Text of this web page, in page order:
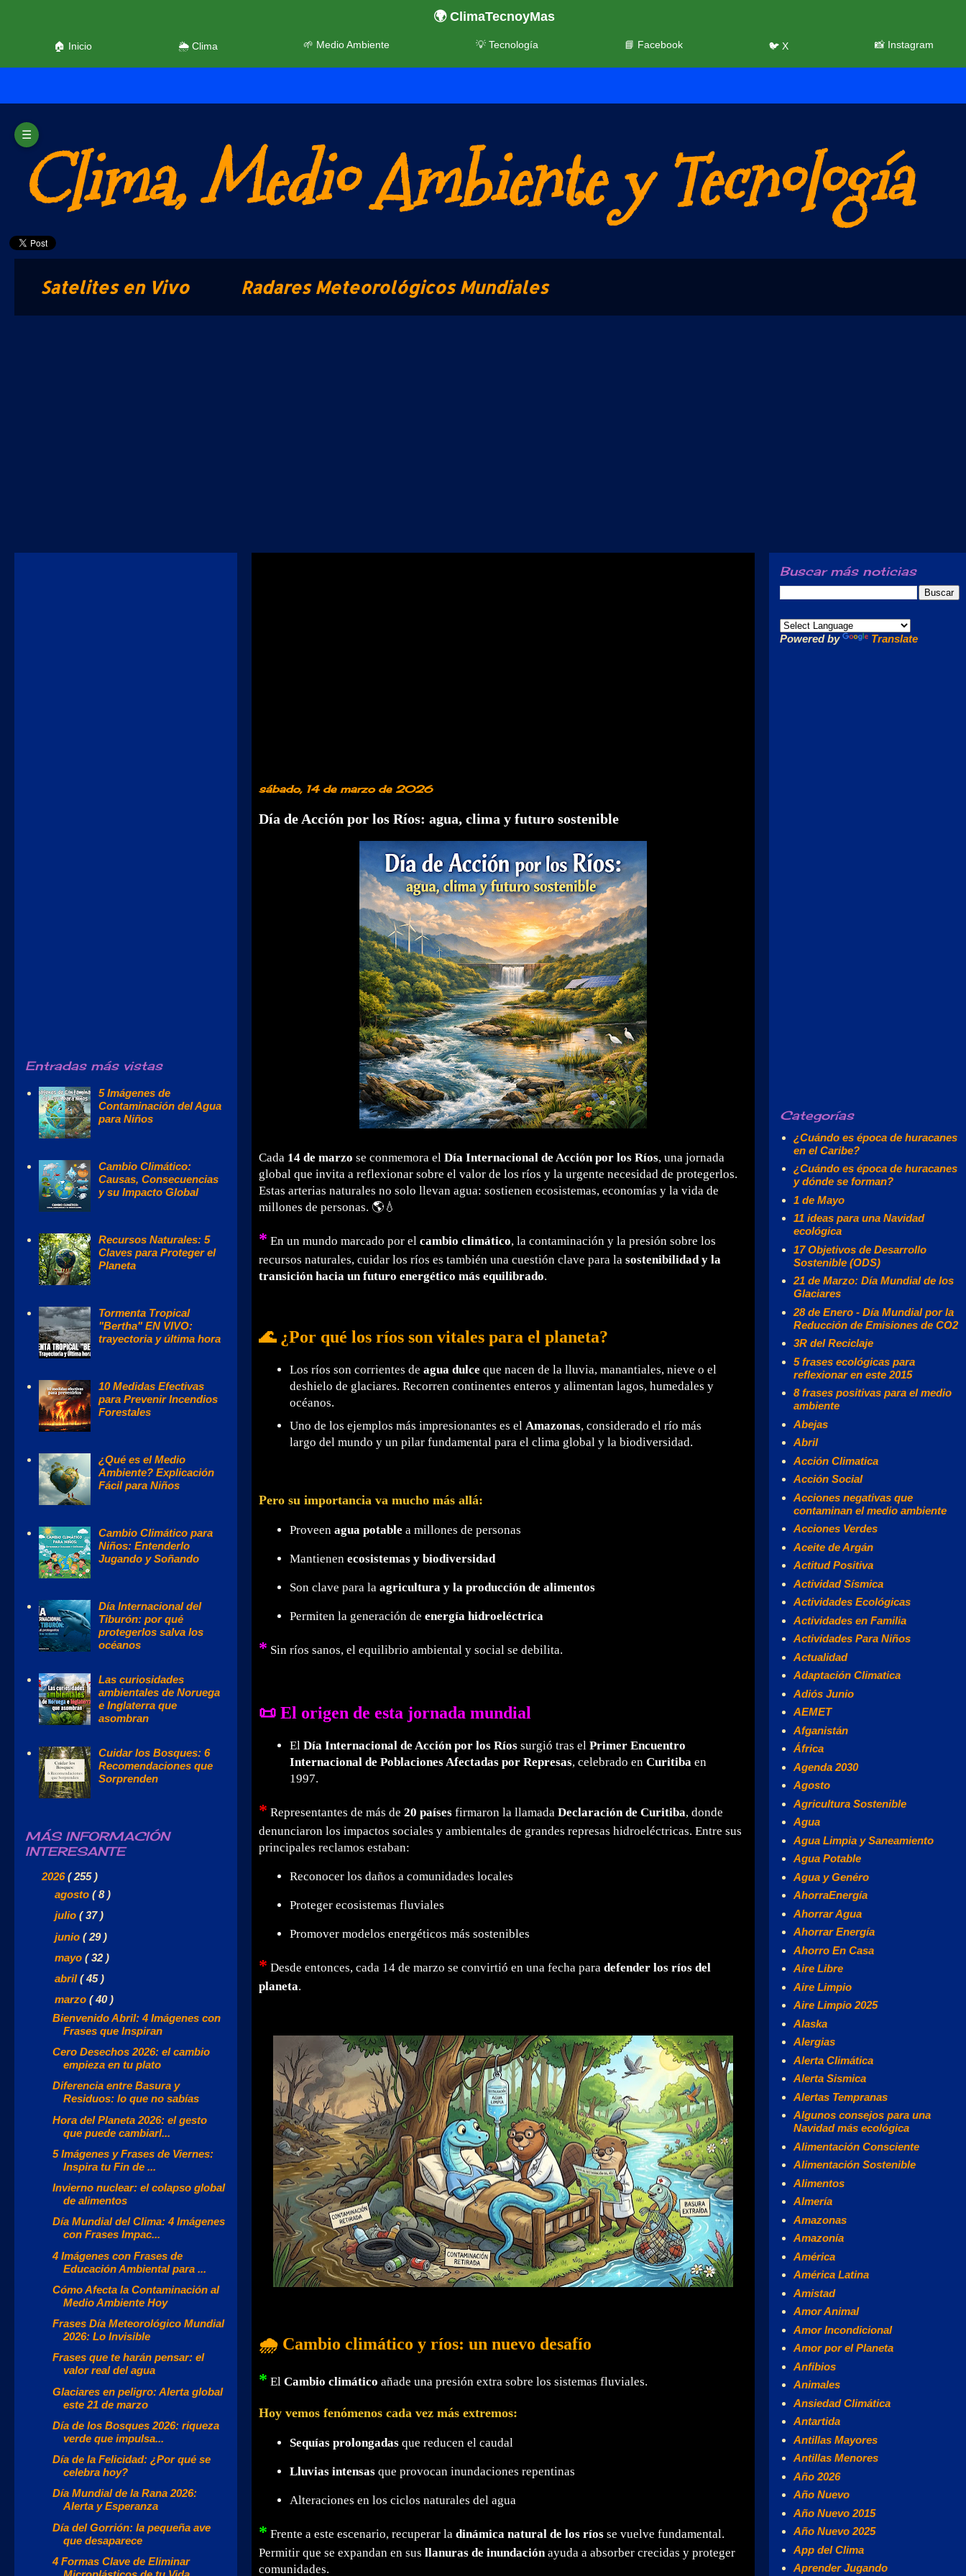
☰Clima, Medio Ambiente y Tecnología
🌍 ClimaTecnoyMas
🏠 Inicio 🌦️ Clima 🌱 Medio Ambiente 💡 Tecnología 📘 Facebook 🐦 X 📸 Instagram
Satelites en Vivo Radares Meteorológicos Mundiales
sábado, 14 de marzo de 2026
Día de Acción por los Ríos: agua, clima y futuro sostenible
Cada 14 de marzo se conmemora el Día Internacional de Acción por los Ríos, una jornada
global que invita a reflexionar sobre el valor de los ríos y la urgente necesidad de protegerlos.
Estas arterias naturales no solo llevan agua: sostienen ecosistemas, economías y la vida de
millones de personas. 🌎💧
* En un mundo marcado por el cambio climático, la contaminación y la presión sobre los
recursos naturales, cuidar los ríos es también una cuestión clave para la sostenibilidad y la
transición hacia un futuro energético más equilibrado.
🌊 ¿Por qué los ríos son vitales para el planeta?
Los ríos son corrientes de agua dulce que nacen de la lluvia, manantiales, nieve o el
deshielo de glaciares. Recorren continentes enteros y alimentan lagos, humedales y
océanos.
Uno de los ejemplos más impresionantes es el Amazonas, considerado el río más
largo del mundo y un pilar fundamental para el clima global y la biodiversidad.
Pero su importancia va mucho más allá:
Proveen agua potable a millones de personas
Mantienen ecosistemas y biodiversidad
Son clave para la agricultura y la producción de alimentos
Permiten la generación de energía hidroeléctrica
* Sin ríos sanos, el equilibrio ambiental y social se debilita.
📜 El origen de esta jornada mundial
El Día Internacional de Acción por los Ríossurgió tras el Primer Encuentro
Internacional de Poblaciones Afectadas por Represas, celebrado en Curitiba en
1997.
* Representantes de más de 20 países firmaron la llamada Declaración de Curitiba, donde
denunciaron los impactos sociales y ambientales de grandes represas hidroeléctricas. Entre sus
principales reclamos estaban:
Reconocer los daños a comunidades locales
Proteger ecosistemas fluviales
Promover modelos energéticos más sostenibles
* Desde entonces, cada 14 de marzo se convirtió en una fecha para defender los ríos del
planeta.
🌧️ Cambio climático y ríos: un nuevo desafío
* El Cambio climático añade una presión extra sobre los sistemas fluviales.
Hoy vemos fenómenos cada vez más extremos:
Sequías prolongadasque reducen el caudal
Lluvias intensasque provocan inundaciones repentinas
Alteraciones en los ciclos naturales del agua
* Frente a este escenario, recuperar la dinámica natural de los ríos se vuelve fundamental.
Permitir que se expandan en sus llanuras de inundación ayuda a absorber crecidas y proteger
comunidades.
Entradas más vistas
5 Imágenes de
Contaminación del Agua
para Niños
Cambio Climático:
Causas, Consecuencias
y su Impacto Global
Recursos Naturales: 5
Claves para Proteger el
Planeta
Tormenta Tropical
"Bertha" EN VIVO:
trayectoria y última hora
10 Medidas Efectivas
para Prevenir Incendios
Forestales
¿Qué es el Medio
Ambiente? Explicación
Fácil para Niños
Cambio Climático para
Niños: Entenderlo
Jugando y Soñando
Día Internacional del
Tiburón: por qué
protegerlos salva los
océanos
Las curiosidades
ambientales de Noruega
e Inglaterra que
asombran
Cuidar los Bosques: 6
Recomendaciones que
Sorprenden
MÁS INFORMACIÓN
INTERESANTE
2026( 255 )
agosto ( 8 )
julio ( 37 )
junio ( 29 )
mayo ( 32 )
abril( 45 )
marzo ( 40 )
Bienvenido Abril: 4 Imágenes con
Frases que Inspiran
Cero Desechos 2026: el cambio
empieza en tu plato
Diferencia entre Basura y
Residuos: lo que no sabías
Hora del Planeta 2026: el gesto
que puede cambiarl...
5 Imágenes y Frases de Viernes:
Inspira tu Fin de ...
Invierno nuclear: el colapso global
de alimentos
Día Mundial del Clima: 4 Imágenes
con Frases Impac...
4 Imágenes con Frases de
Educación Ambiental para ...
Cómo Afecta la Contaminación al
Medio Ambiente Hoy
Frases Día Meteorológico Mundial
2026: Lo Invisible
Frases que te harán pensar: el
valor real del agua
Glaciares en peligro: Alerta global
este 21 de marzo
Día de los Bosques 2026: riqueza
verde que impulsa...
Día de la Felicidad: ¿Por qué se
celebra hoy?
Día Mundial de la Rana 2026:
Alerta y Esperanza
Día del Gorrión: la pequeña ave
que desaparece
4 Formas Clave de Eliminar
Buscar más noticias
Powered by Translate
Categorías
¿Cuándo es época de huracanes
en el Caribe?
¿Cuándo es época de huracanes
y dónde se forman?
1 de Mayo
11 ideas para una Navidad
ecológica
17 Objetivos de Desarrollo
Sostenible (ODS)
21 de Marzo: Día Mundial de los
Glaciares
28 de Enero - Día Mundial por la
Reducción de Emisiones de CO2
3R del Reciclaje
5 frases ecológicas para
reflexionar en este 2015
8 frases positivas para el medio
ambiente
Abejas
Abril
Acción Climatica
Acción Social
Acciones negativas que
contaminan el medio ambiente
Acciones Verdes
Aceite de Argán
Actitud Positiva
Actividad Sísmica
Actividades Ecológicas
Actividades en Familia
Actividades Para Niños
Actualidad
Adaptación Climatica
Adiós Junio
AEMET
Afganistán
África
Agenda 2030
Agosto
Agricultura Sostenible
Agua
Agua Limpia y Saneamiento
Agua Potable
Agua y Genéro
AhorraEnergía
Ahorrar Agua
Ahorrar Energía
Ahorro En Casa
Aire Libre
Aire Limpio
Aire Limpio 2025
Alaska
Alergias
Alerta Climática
Alerta Sismica
Alertas Tempranas
Algunos consejos para una
Navidad más ecológica
Alimentación Consciente
Alimentación Sostenible
Alimentos
Almería
Amazonas
Amazonía
América
América Latina
Amistad
Amor Animal
Amor Incondicional
Amor por el Planeta
Anfibios
Animales
Ansiedad Climática
Antartida
Antillas Mayores
Antillas Menores
Año 2026
Año Nuevo
Año Nuevo 2015
Año Nuevo 2025
App del Clima
Aprender Jugando